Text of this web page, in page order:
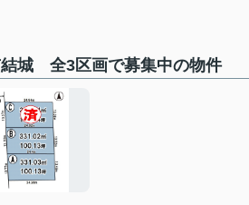
城 全3区画で募集中の物件